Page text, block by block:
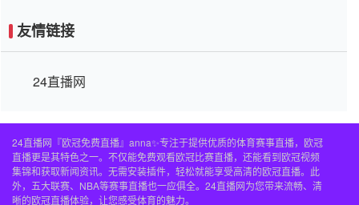
友情链接
24直播网
24直播网『欧冠免费直播』anna✨专注于提供优质的体育赛事直播，欧冠
直播更是其特色之一。不仅能免费观看欧冠比赛直播，还能看到欧冠视频
集锦和获取新闻资讯。无需安装插件，轻松就能享受高清的欧冠直播。此
外，五大联赛、NBA等赛事直播也一应俱全。24直播网为您带来流畅、清
晰的欧冠直播体验，让您感受体育的魅力。